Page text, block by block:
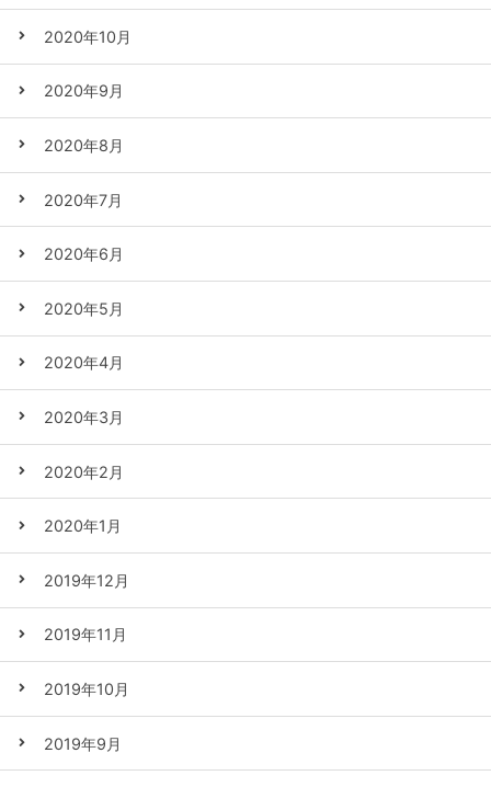
2020年10月
2020年9月
2020年8月
2020年7月
2020年6月
2020年5月
2020年4月
2020年3月
2020年2月
2020年1月
2019年12月
2019年11月
2019年10月
2019年9月